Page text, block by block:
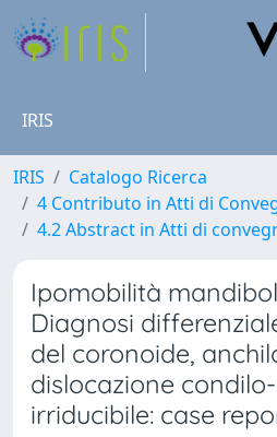
IRIS
IRIS
Catalogo Ricerca
4 Contributo in Atti di
4.2 Abstract in Atti di
Ipomobilità
Diagnosi
del coronoide,
dislocazione
irriducibile: case